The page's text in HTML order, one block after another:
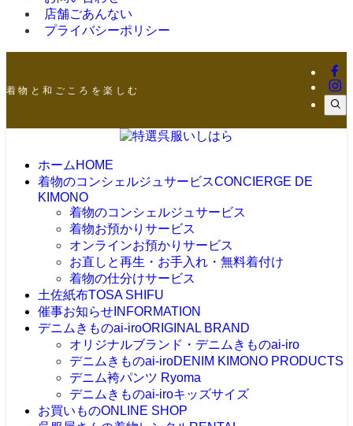
店舗ごあんない
プライバシーポリシー
着 物 と 和 ご こ ろ を 楽 し む
ホーム HOME
着物のコンシェルジュサービスCONCIERGE DE
KIMONO
着物のコンシェルジュサービス
着物お預かりサービス
オンラインお預かりサービス
お直しと再生・お手入れ・無料着付け
着物の仕分けサービス
土佐紙布TOSA SHIFU
催事お知らせ INFORMATION
デニムきものai-iroORIGINAL BRAND
オリジナルブランド・デニムきものai-iro
デニムきものai-iroDENIM KIMONO PRODUCTS
デニム袴パンツ Ryoma
デニムきものai-iroキッズサイズ
お買いものONLINE SHOP